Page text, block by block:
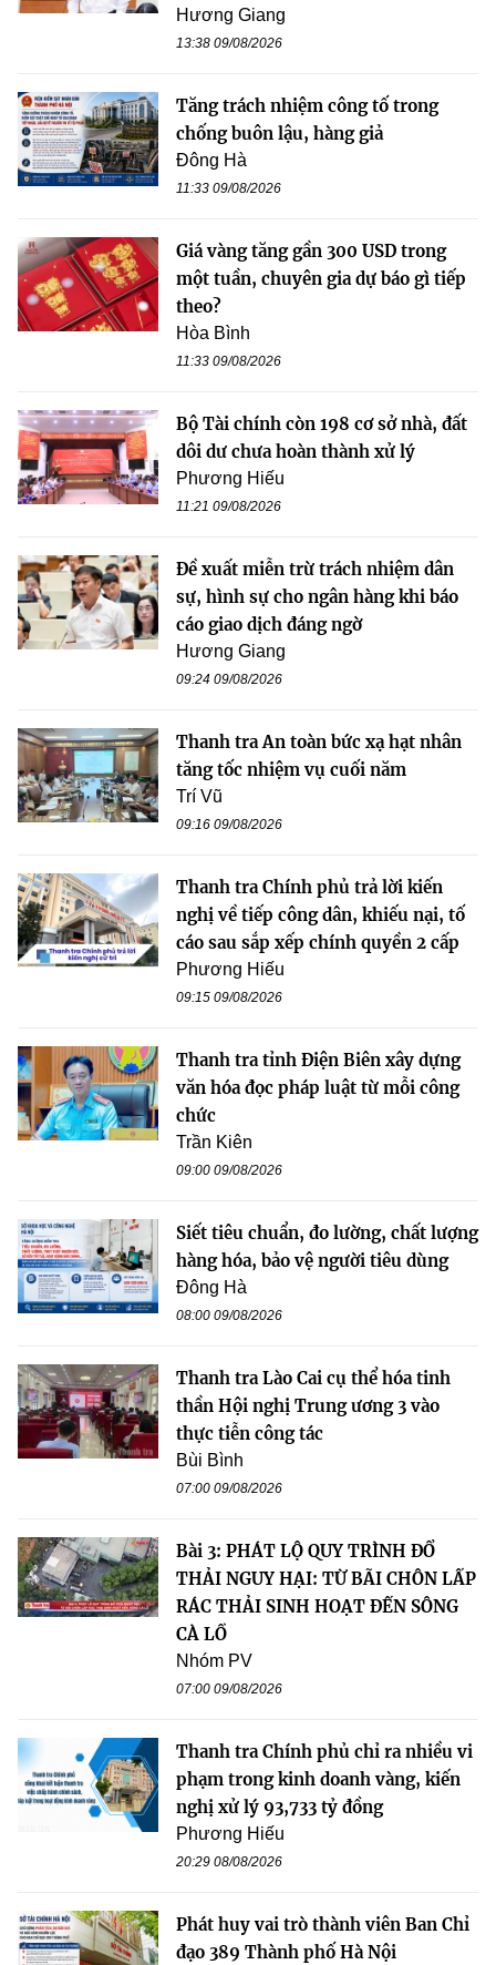
Hương Giang
13:38 09/08/2026
Tăng trách nhiệm công tố trong
chống buôn lậu, hàng giả
Đông Hà
11:33 09/08/2026
Giá vàng tăng gần 300 USD trong
một tuần, chuyên gia dự báo gì tiếp
theo?
Hòa Bình
11:33 09/08/2026
Bộ Tài chính còn 198 cơ sở nhà, đất
dôi dư chưa hoàn thành xử lý
Phương Hiếu
11:21 09/08/2026
Đề xuất miễn trừ trách nhiệm dân
sự, hình sự cho ngân hàng khi báo
cáo giao dịch đáng ngờ
Hương Giang
09:24 09/08/2026
Thanh tra An toàn bức xạ hạt nhân
tăng tốc nhiệm vụ cuối năm
Trí Vũ
09:16 09/08/2026
Thanh tra Chính phủ trả lời kiến
nghị về tiếp công dân, khiếu nại, tố
cáo sau sắp xếp chính quyền 2 cấp
Phương Hiếu
09:15 09/08/2026
Thanh tra tỉnh Điện Biên xây dựng
văn hóa đọc pháp luật từ mỗi công
chức
Trần Kiên
09:00 09/08/2026
Siết tiêu chuẩn, đo lường, chất lượng
hàng hóa, bảo vệ người tiêu dùng
Đông Hà
08:00 09/08/2026
Thanh tra Lào Cai cụ thể hóa tinh
thần Hội nghị Trung ương 3 vào
thực tiễn công tác
Bùi Bình
07:00 09/08/2026
Bài 3: PHÁT LỘ QUY TRÌNH ĐỔ
THẢI NGUY HẠI: TỪ BÃI CHÔN LẤP
RÁC THẢI SINH HOẠT ĐẾN SÔNG
CÀ LỒ
Nhóm PV
07:00 09/08/2026
Thanh tra Chính phủ chỉ ra nhiều vi
phạm trong kinh doanh vàng, kiến
nghị xử lý 93,733 tỷ đồng
Phương Hiếu
20:29 08/08/2026
Phát huy vai trò thành viên Ban Chỉ
đạo 389 Thành phố Hà Nội